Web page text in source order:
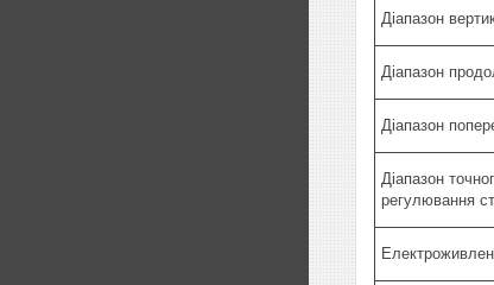
Діапазон
Діапазон
Діапазон
Діапазон
регулювання